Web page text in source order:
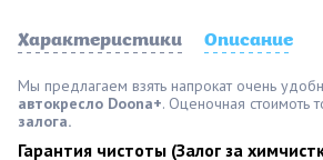
Характеристики Описание
Мы предлагаем взять напрокат очень
автокресло Doona+. Оценочная стоимоть
залога.
Гарантия чистоты (Залог за